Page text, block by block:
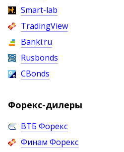
Smart-lab
TradingView
Banki.ru
Rusbonds
CBonds
Форекс-дилеры
ВТБ Форекс
Финам Форекс